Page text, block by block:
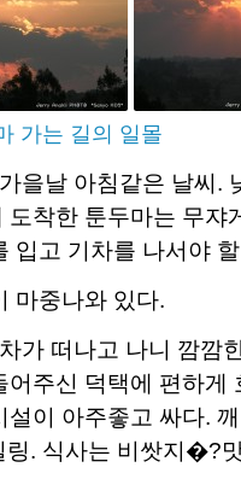
가는 길의 일몰
을날 아침같은 날씨.
착한 툰두마는 무쟈
입고 기차를 나서야
마중나와 있다.
가 떠나고 나니 깜깜
주신 덕택에 편하게
설이 아주좋고 싸다.
. 식사는 비쌋지�?